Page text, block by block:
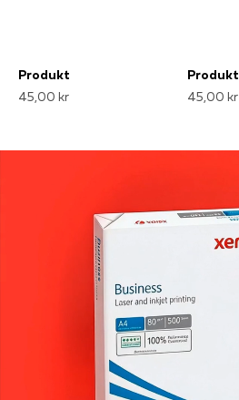
Produkt
45,00 kr
Produkt
45,00 kr